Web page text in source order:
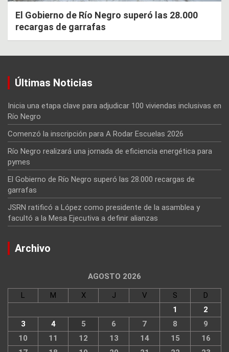
El Gobierno de Río Negro superó las 28.000
recargas de garrafas
Últimas Noticias
Inicia una etapa clave para adjudicar 100 viviendas inclusivas en
Río Negro
Comenzó la inscripción para A Rodar Escuelas 2026
Río Negro realizará una jornada de eficiencia energética para
pymes
El Gobierno de Río Negro superó las 28.000 recargas de
garrafas
JSRN ratificó a López como presidente de la asamblea y
facultó a la Mesa Ejecutiva a definir alianzas
Archivo
AGOSTO 2026
L M X J V S
D
1
2
3
4 5 6 7 8
9
10
11 12 13 14 15
16